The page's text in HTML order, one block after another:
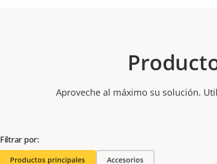
Aproveche al máximo su solución.
Filtrar por:
Productos principales Accesorios